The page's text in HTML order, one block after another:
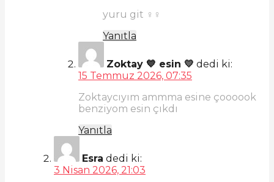
yuru git ♀♀
Yanıtla
Zoktay 💙 esin 💛 dedi ki:
15 Temmuz 2026, 07:35
Zoktaycıyım ammma esine çoooook
benziyom esin çıkdı
Yanıtla
Esra dedi ki:
3 Nisan 2026, 21:03